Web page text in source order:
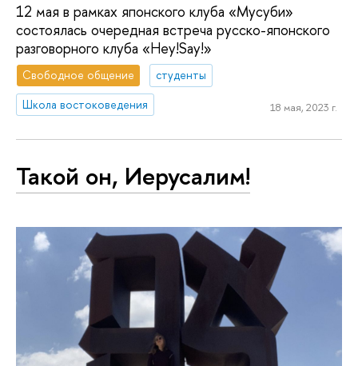
12 мая в рамках японского клуба «Мусуби»
состоялась очередная встреча русско-японского
разговорного клуба «Hey!Say!»
Свободное общение
студенты
Школа востоковедения
18 мая, 2023 г.
Такой он, Иерусалим!